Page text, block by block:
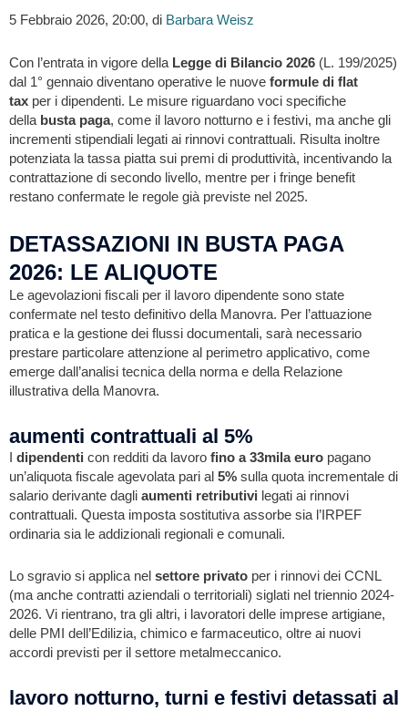
5 Febbraio 2026, 20:00, di Barbara Weisz
Con l’entrata in vigore della Legge di Bilancio 2026 (L. 199/2025)
dal 1° gennaio diventano operative le nuove formule di flat
tax per i dipendenti. Le misure riguardano voci specifiche
della busta paga, come il lavoro notturno e i festivi, ma anche gli
incrementi stipendiali legati ai rinnovi contrattuali. Risulta inoltre
potenziata la tassa piatta sui premi di produttività, incentivando la
contrattazione di secondo livello, mentre per i fringe benefit
restano confermate le regole già previste nel 2025.
DETASSAZIONI IN BUSTA PAGA
2026: LE ALIQUOTE
Le agevolazioni fiscali per il lavoro dipendente sono state
confermate nel testo definitivo della Manovra. Per l’attuazione
pratica e la gestione dei flussi documentali, sarà necessario
prestare particolare attenzione al perimetro applicativo, come
emerge dall’analisi tecnica della norma e della Relazione
illustrativa della Manovra.
aumenti contrattuali al 5%
dipendenti con redditi da lavoro fino a 33mila euro pagano
un’aliquota fiscale agevolata pari al 5% sulla quota incrementale di
salario derivante dagli aumenti retributivi legati ai rinnovi
contrattuali. Questa imposta sostitutiva assorbe sia l’IRPEF
ordinaria sia le addizionali regionali e comunali.
Lo sgravio si applica nel settore privato per i rinnovi dei CCNL
(ma anche contratti aziendali o territoriali) siglati nel triennio 2024-
2026. Vi rientrano, tra gli altri, i lavoratori delle imprese artigiane,
delle PMI dell’Edilizia, chimico e farmaceutico, oltre ai nuovi
accordi previsti per il settore metalmeccanico.
lavoro notturno, turni e festivi detassati al